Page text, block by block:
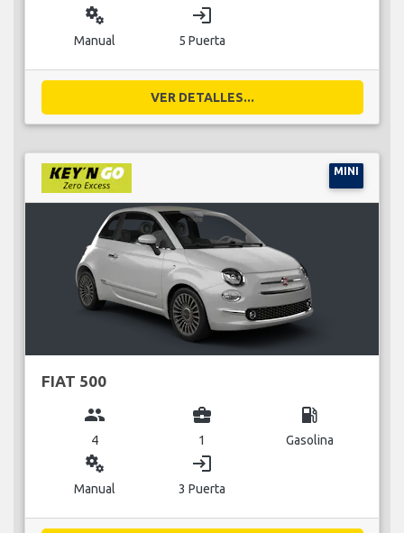
miscellaneous_services
Manual
login
5 Puerta
VER DETALLES...
MINI
FIAT 500
group
4
business_center
1
local_gas_station
Gasolina
miscellaneous_services
Manual
login
3 Puerta